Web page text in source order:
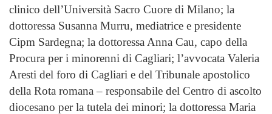
clinico dell’Università Sacro Cuore di Milano; la
dottoressa Susanna Murru, mediatrice e presidente
Cipm Sardegna; la dottoressa Anna Cau, capo della
Procura per i minorenni di Cagliari; l’avvocata Valeria
Aresti del foro di Cagliari e del Tribunale apostolico
della Rota romana – responsabile del Centro di ascolto
diocesano per la tutela dei minori; la dottoressa Maria